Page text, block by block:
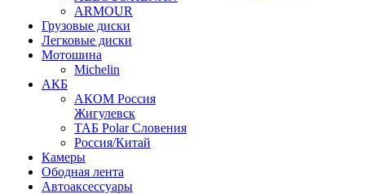
ARMOUR
Грузовые диски
Легковые диски
Мотошина
Michelin
АКБ
АКОМ Россия
Жигулевск
ТАБ Polar Словения
Россия/Китай
Камеры
Ободная лента
Автоаксессуары